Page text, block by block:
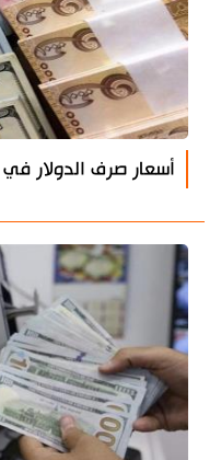
أسعار صرف الدولار في